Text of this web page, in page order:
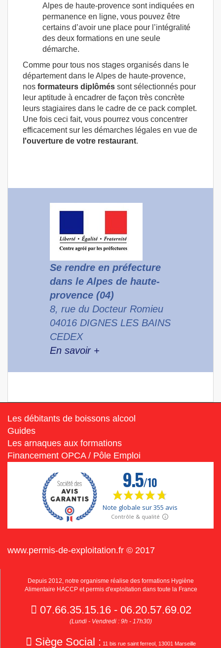
Alpes de haute-provence sont indiquées en
permanence en ligne, vous pouvez être
certains d’avoir une place pour l’intégralité
des deux formations en une seule
démarche.
Comme pour tous nos stages organisés dans le
département dans le Alpes de haute-provence,
nos formateurs diplômés sont sélectionnés pour
leur aptitude à encadrer de façon très concrète
leurs stagiaires dans le cadre de ce pack complet.
Une fois ceci fait, vous pourrez vous concentrer
efficacement sur les démarches légales en vue de
l'ouverture de votre restaurant.
Se rendre en préfecture
dans le Alpes de haute-
provence (04)
8, rue du Docteur Romieu
04016 DIGNES LES BAINS
CEDEX
En savoir +
Les débitants de boissons alcool
Guides
Les arnaques aux formations
Financement OPCA / Pôle Emploi
www.permis-de-exploitation.fr © 2017
Depuis 2012, notre organisme réalise des formations Hygiène
Alimentaire HACCP et permis d'exploitation dans toute la France
07.66.35.15.16 - 06.20.57.69.02
(Lundi - Vendredi : 9h - 17h30)
Siège Social : 11 bis rue saint ferreol, 13001 Marseille